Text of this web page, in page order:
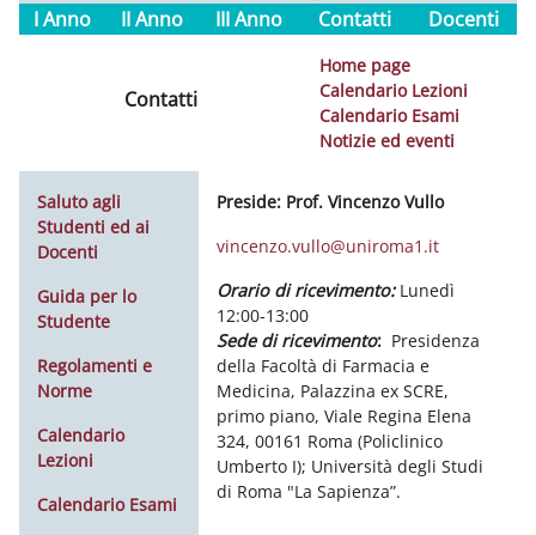
I Anno
II Anno III Anno Contatti Docenti
Contatti
Home page
Calendario Lezioni
Calendario Esami
Notizie ed eventi
Saluto agli
Studenti ed ai
Docenti
Guida per lo
Studente
Regolamenti e
Norme
Calendario
Lezioni
Calendario Esami
Preside: Prof. Vincenzo Vullo
vincenzo.vullo@uniroma1.it
Orario di ricevimento: Lunedì
12:00-13:00
Sede di ricevimento: Presidenza
della Facoltà di Farmacia e
Medicina, Palazzina ex SCRE,
primo piano, Viale Regina Elena
324, 00161 Roma (Policlinico
Umberto I); Università degli Studi
di Roma "La Sapienza”.